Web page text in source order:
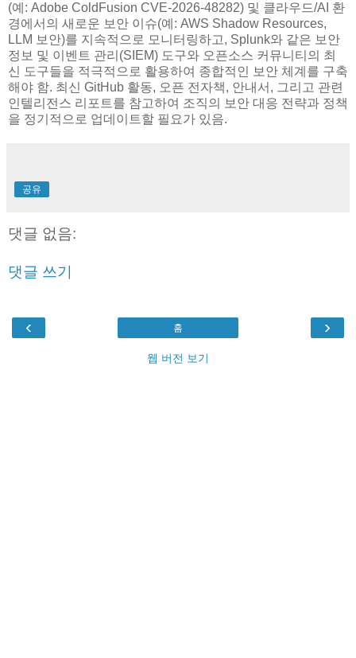
(예: Adobe ColdFusion CVE-2026-48282) 및 클라우드/AI 환
경에서의 새로운 보안 이슈(예: AWS Shadow Resources,
LLM 보안)를 지속적으로 모니터링하고, Splunk와 같은 보안
정보 및 이벤트 관리(SIEM) 도구와 오픈소스 커뮤니티의 최
신 도구들을 적극적으로 활용하여 종합적인 보안 체계를 구축
해야 함. 최신 GitHub 활동, 오픈 전자책, 안내서, 그리고 관련
인텔리전스 리포트를 참고하여 조직의 보안 대응 전략과 정책
을 정기적으로 업데이트할 필요가 있음.
공유
댓글 없음:
댓글 쓰기
‹ ›
홈
웹 버전 보기